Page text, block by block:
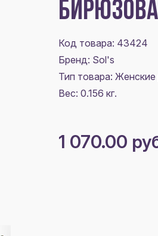
Код товара: 43424
Бренд: Sol's
Тип товара:
Вес: 0.156 кг.
1 070.00